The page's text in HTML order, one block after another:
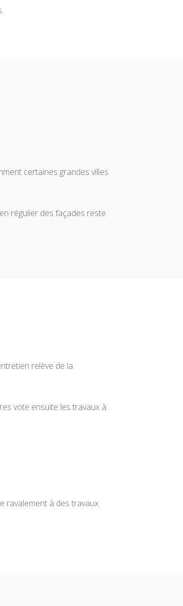
certaines grandes villes
régulier des façades reste
relève de la
vote ensuite les travaux à
ravalement à des travaux